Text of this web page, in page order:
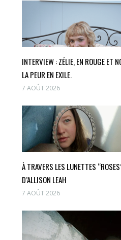
INTERVIEW : ZÉLIE, EN ROUGE ET
LA PEUR EN EXILE.
7 AOÛT 2026
À TRAVERS LES LUNETTES
D’ALLISON LEAH
7 AOÛT 2026